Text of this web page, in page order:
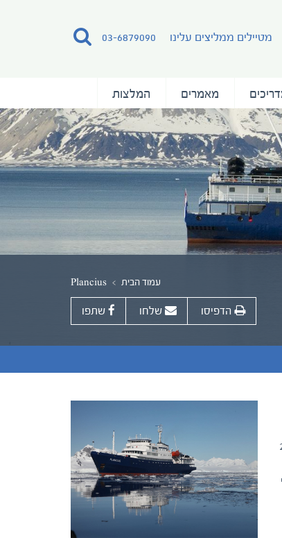
03-6879090 מטיילים ממליצים עלינו
מאמרים המלצות
עמוד הבית Plancius
הדפיסו שלחו שתפו
ב- 2004